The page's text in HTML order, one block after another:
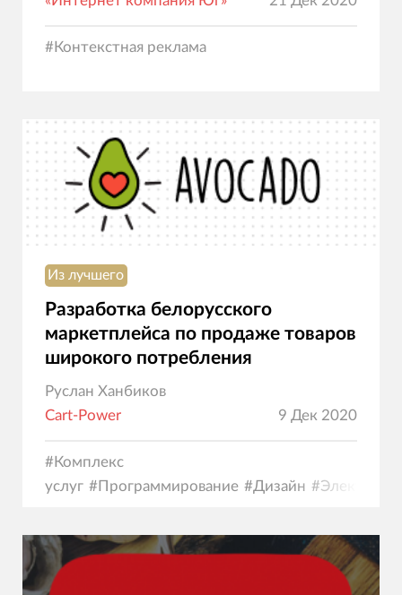
#Контекстная реклама
Из лучшего
Разработка белорусского
маркетплейса по продаже товаров
широкого потребления
Руслан Ханбиков
Cart-Power
9 Дек 2020
#Комплекс
услуг #Программирование #Дизайн #